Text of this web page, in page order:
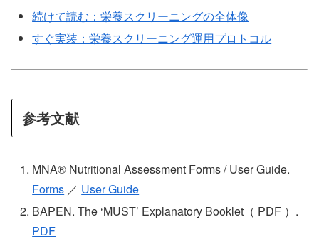
続けて読む：栄養スクリーニングの全体像
すぐ実装：栄養スクリーニング運用プロトコル
参考文献
MNA® Nutritional Assessment Forms / User Guide.
Forms ／ User Guide
BAPEN. The ‘MUST’ Explanatory Booklet（ PDF ）.
PDF